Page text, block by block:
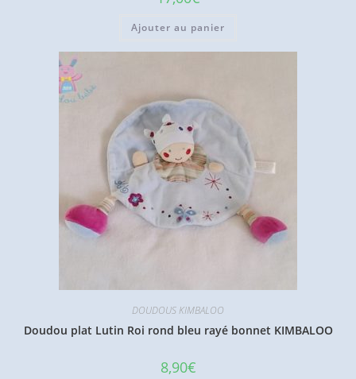
Ajouter au panier
DOUDOUS KIMBALOO
Doudou plat Lutin Roi rond bleu rayé bonnet KIMBALOO
8,90€